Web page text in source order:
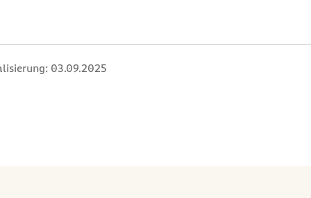
03.09.2025